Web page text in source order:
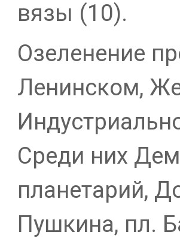
вязы (10).
Озеленение
Ленинском,
Среди них
планетарий,
Пушкина, пл.